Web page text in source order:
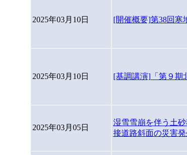
2025年03月10日 [開催概要]第38回
2025年03月10日 [基調講演]「第９期
2025年03月05日
湿雪雪崩を伴う土
接道路斜面の災害